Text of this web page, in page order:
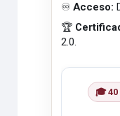
♾️Acceso:
🏆
2.0.
🎓 40